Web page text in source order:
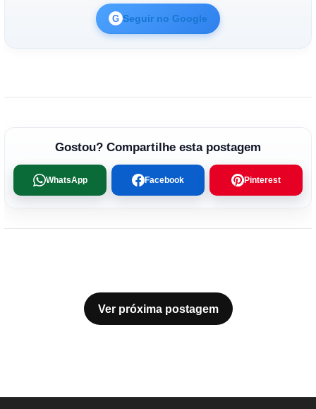
G Seguir no Google
Gostou? Compartilhe esta postagem
WhatsApp Facebook Pinterest
Ver próxima postagem